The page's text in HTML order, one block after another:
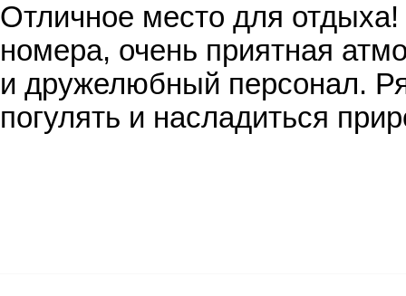
Отличное место для
номера, очень приятная
и дружелюбный персонал.
погулять и насладиться